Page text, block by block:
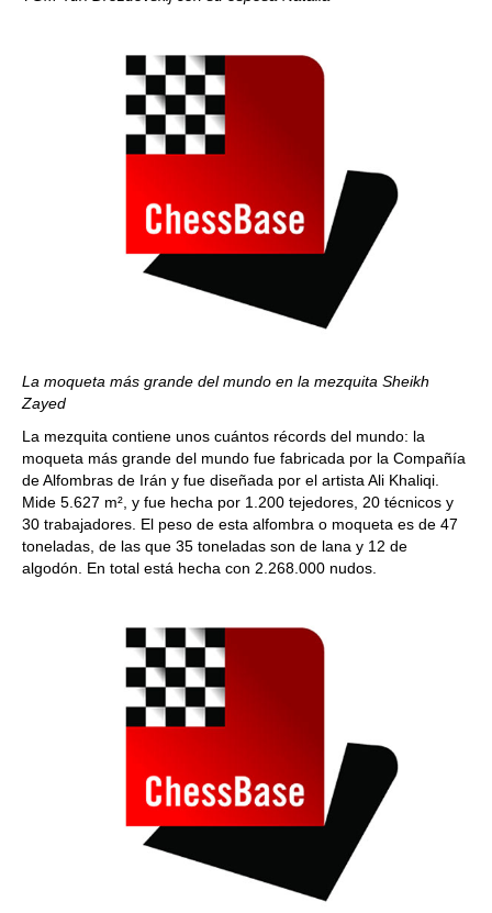
La moqueta más grande del mundo en la mezquita Sheikh
Zayed
La mezquita contiene unos cuántos récords del mundo: la
moqueta más grande del mundo fue fabricada por la Compañía
de Alfombras de Irán y fue diseñada por el artista Ali Khaliqi.
Mide 5.627 m², y fue hecha por 1.200 tejedores, 20 técnicos y
30 trabajadores. El peso de esta alfombra o moqueta es de 47
toneladas, de las que 35 toneladas son de lana y 12 de
algodón. En total está hecha con 2.268.000 nudos.